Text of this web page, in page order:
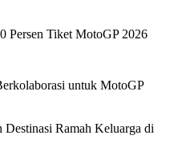
Tiket MotoGP 2026
untuk MotoGP
Ramah Keluarga di